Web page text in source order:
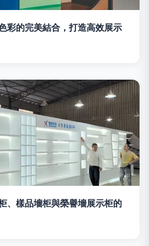
彩的完美結合，打造高效展示
、樣品墻柜與榮譽墻展示柜的